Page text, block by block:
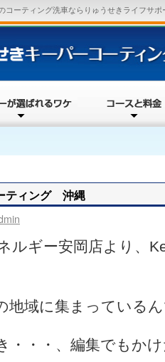
コーティング洗車ならりゅうせきライフサ
ティング 沖縄
ルギー安岡店より、
地域に集まっている
・・・、編集でもか